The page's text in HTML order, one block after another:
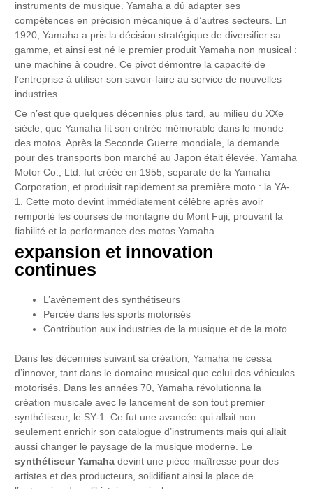
instruments de musique. Yamaha a dû adapter ses
compétences en précision mécanique à d’autres secteurs. En
1920, Yamaha a pris la décision stratégique de diversifier sa
gamme, et ainsi est né le premier produit Yamaha non musical :
une machine à coudre. Ce pivot démontre la capacité de
l’entreprise à utiliser son savoir-faire au service de nouvelles
industries.
Ce n’est que quelques décennies plus tard, au milieu du XXe
siècle, que Yamaha fit son entrée mémorable dans le monde
des motos. Après la Seconde Guerre mondiale, la demande
pour des transports bon marché au Japon était élevée. Yamaha
Motor Co., Ltd. fut créée en 1955, separate de la Yamaha
Corporation, et produisit rapidement sa première moto : la YA-
1. Cette moto devint immédiatement célèbre après avoir
remporté les courses de montagne du Mont Fuji, prouvant la
fiabilité et la performance des motos Yamaha.
expansion et innovation
continues
L’avènement des synthétiseurs
Percée dans les sports motorisés
Contribution aux industries de la musique et de la moto
Dans les décennies suivant sa création, Yamaha ne cessa
d’innover, tant dans le domaine musical que celui des véhicules
motorisés. Dans les années 70, Yamaha révolutionna la
création musicale avec le lancement de son tout premier
synthétiseur, le SY-1. Ce fut une avancée qui allait non
seulement enrichir son catalogue d’instruments mais qui allait
aussi changer le paysage de la musique moderne. Le
synthétiseur Yamaha devint une pièce maîtresse pour des
artistes et des producteurs, solidifiant ainsi la place de